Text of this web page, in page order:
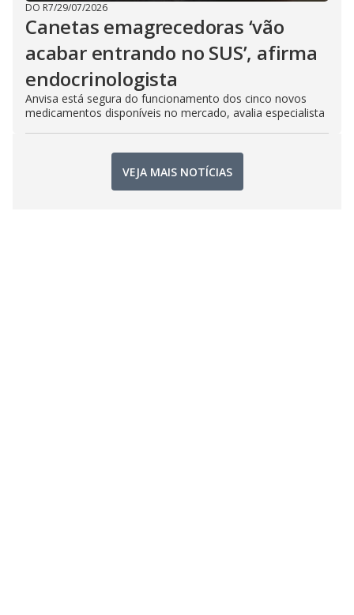
DO R7/29/07/2026
Canetas emagrecedoras ‘vão
acabar entrando no SUS’, afirma
endocrinologista
Anvisa está segura do funcionamento dos cinco novos
medicamentos disponíveis no mercado, avalia especialista
VEJA MAIS NOTÍCIAS